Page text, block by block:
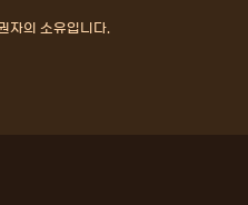
자의 소유입니다.